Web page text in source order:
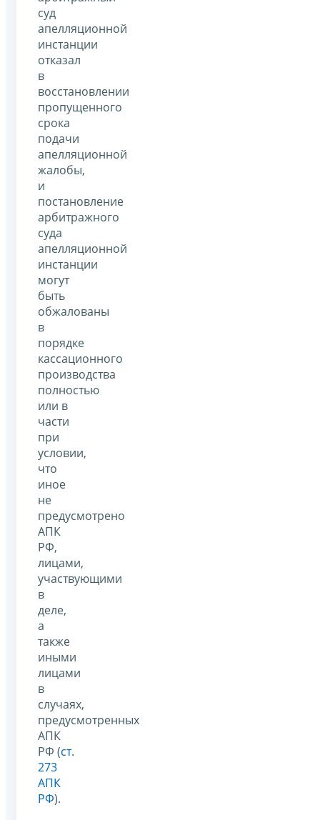
суд
апелляционной
инстанции
отказал
в
восстановлении
пропущенного
срока
подачи
апелляционной
жалобы,
и
постановление
арбитражного
суда
апелляционной
инстанции
могут
быть
обжалованы
в
порядке
кассационного
производства
полностью
или в
части
при
условии,
что
иное
не
предусмотрено
АПК
РФ,
лицами,
участвующими
в
деле,
а
также
иными
лицами
в
случаях,
предусмотренных
АПК
РФ (ст.
273
АПК
РФ).